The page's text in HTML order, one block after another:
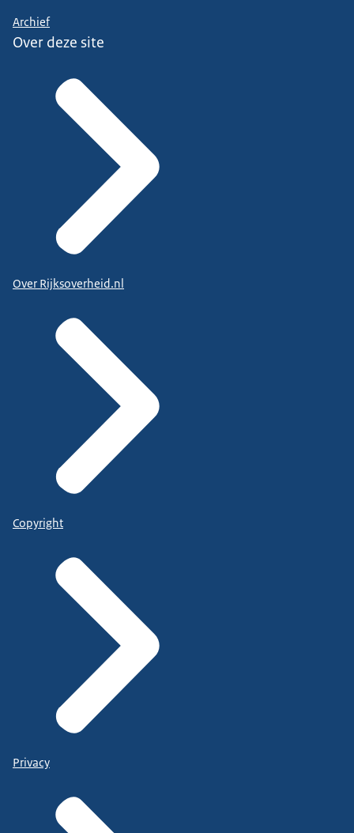
Archief
Over deze site
Over Rijksoverheid.nl
Copyright
Privacy